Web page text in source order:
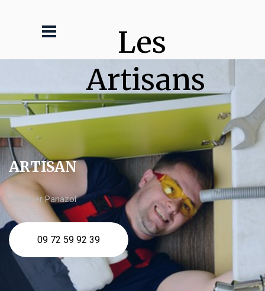
Les
Artisans
ARTISAN
plombier Panazol
09 72 59 92 39